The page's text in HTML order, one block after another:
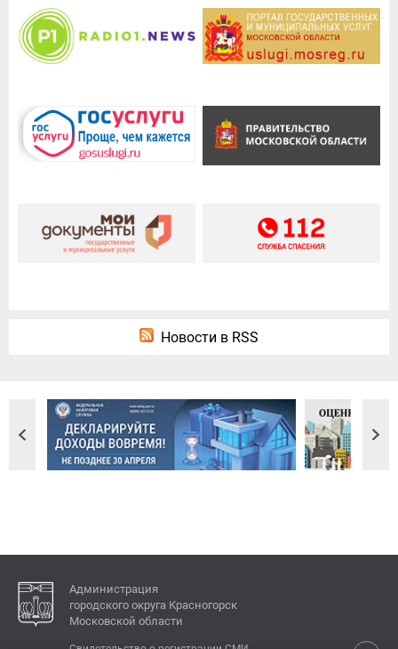
Новости в RSS
Администрация
городского округа Красногорск
Московской области